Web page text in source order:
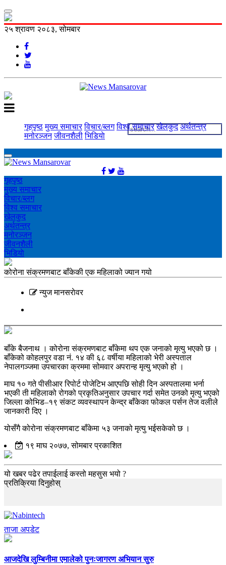
२५ श्रावण २०८३, सोमबार
गृहपृष्ठ मुख्य समाचार विचार/ब्लग विश्व समाचार खेलकुद अर्थतन्त्र
मनोरञ्‍जन जीवनशैली भिडियाे
गृहपृष्ठ
मुख्य समाचार
विचार/ब्लग
विश्व समाचार
खेलकुद
अर्थतन्त्र
मनोरञ्‍जन
जीवनशैली
भिडियाे
कोरोना संक्रमणबाट बाँकेकी एक महिलाको ज्यान गयो
न्युज मानसराेवर
बाँके बैजनाथ । कोरोना संक्रमणबाट बाँकेमा थप एक जनाको मृत्यु भएको छ ।
बाँकेको कोहलपुर वडा नं. १४ की ६८ वर्षीया महिलाको भेरी अस्पताल
नेपालगञ्जमा उपचारका क्रममा सोमवार अपरान्ह मृत्यु भएको हो ।
माघ १० गते पीसीआर रिपोर्ट पोजेटिभ आएपछि सोही दिन अस्पतालमा भर्ना
भएकी ती महिलाको रोगको प्रकृतिअनुसार उपचार गर्दा समेत उनको मृत्यु भएको
जिल्ला कोभिड–१९ संकट व्यवस्थापन केन्द्र बाँकेका फोकल पर्सन तेज वलीले
जानकारी दिए ।
योसँगै कोरोना संक्रमणबाट बाँकेमा ५३ जनाको मृत्यु भईसकेको छ ।
१९ माघ २०७७, सोमबार प्रकाशित
यो खबर पढेर तपाईलाई कस्तो महसुस भयो ?
प्रतिक्रिया दिनुहोस्
ताजा अपडेट
आजदेखि लुम्बिनीमा एमालेको पुनःजागरण अभियान सुरु